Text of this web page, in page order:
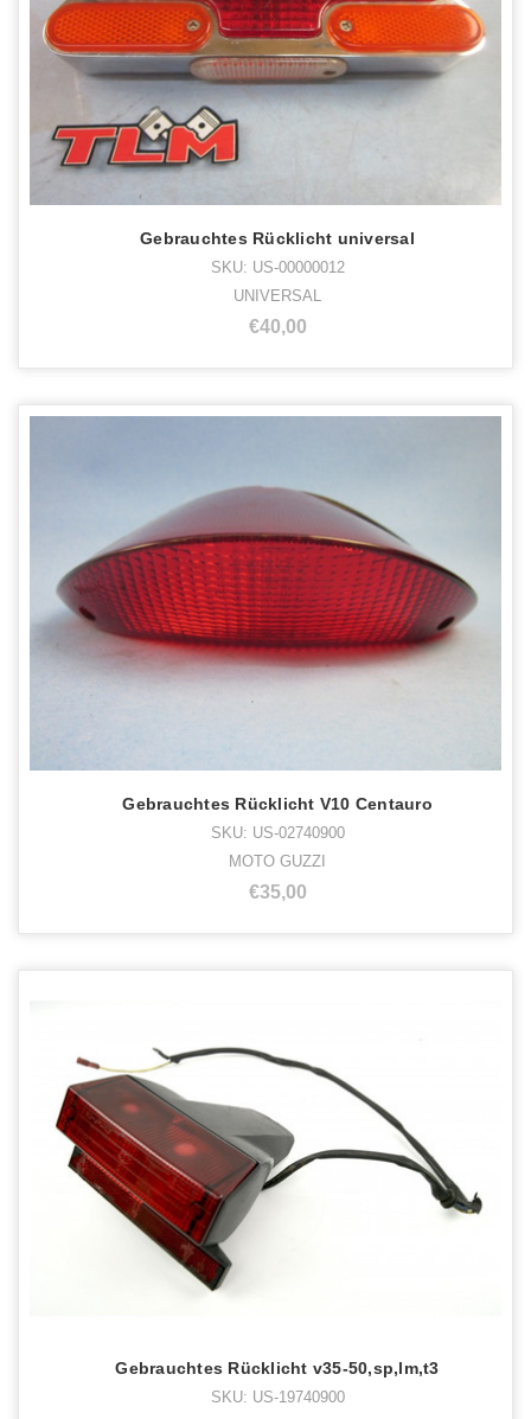
Gebrauchtes Rücklicht universal
SKU: US-00000012
UNIVERSAL
€40,00
Gebrauchtes Rücklicht V10 Centauro
SKU: US-02740900
MOTO GUZZI
€35,00
Gebrauchtes Rücklicht v35-50,sp,lm,t3
SKU: US-19740900